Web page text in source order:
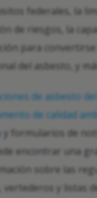
federales, la
de riesgos, la
para
del asbesto, y
de asbesto del
de calidad
y formularios de
encontrar una
sobre las
vertederos y listas